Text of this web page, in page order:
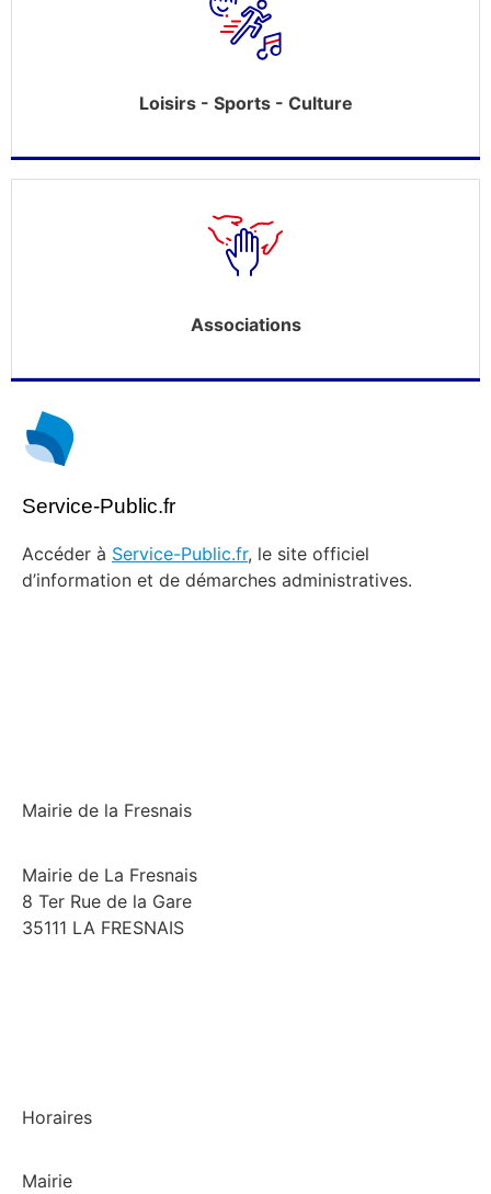
Loisirs - Sports - Culture
Associations
Service-Public.fr
Accéder à Service-Public.fr, le site officiel
d’information et de démarches administratives.
Mairie de la Fresnais
Mairie de La Fresnais
8 Ter Rue de la Gare
35111 LA FRESNAIS
Horaires
Mairie